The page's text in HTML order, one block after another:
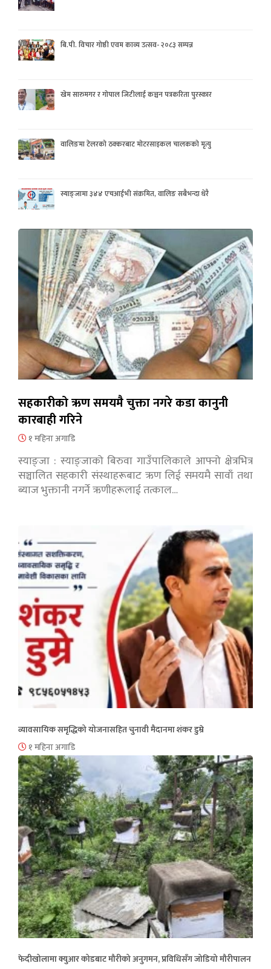
बि.पी. विचार गोष्ठी एवम काव्य उत्सव- २०८३ सम्पन्न
खेम सारुमगर र गोपाल जिटीलाई कञ्चन पत्रकरिता पुरस्कार
वालिङमा टेलरको ठक्करबाट मोटरसाइकल चालकको मृत्यु
स्याङ्जामा ३४४ एचआईभी संक्रमित, वालिङ सबैभन्दा धेरै
सहकारीको ऋण समयमै चुक्ता नगरे कडा कानुनी
कारबाही गरिने
१ महिना अगाडि
स्याङ्जा : स्याङ्जाको बिरुवा गाउँपालिकाले आफ्नो क्षेत्रभित्र
सञ्चालित सहकारी संस्थाहरूबाट ऋण लिई समयमै सावाँ तथा
ब्याज भुक्तानी नगर्ने ऋणीहरूलाई तत्काल…
व्यावसायिक समृद्धिको योजनासहित चुनावी मैदानमा शंकर डुम्रे
१ महिना अगाडि
फेदीखोलामा क्युआर कोडबाट मौरीको अनुगमन, प्रविधिसँग जोडियो मौरीपालन